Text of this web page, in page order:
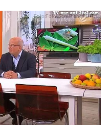
Foto:Foto: Screenshot SAT.1